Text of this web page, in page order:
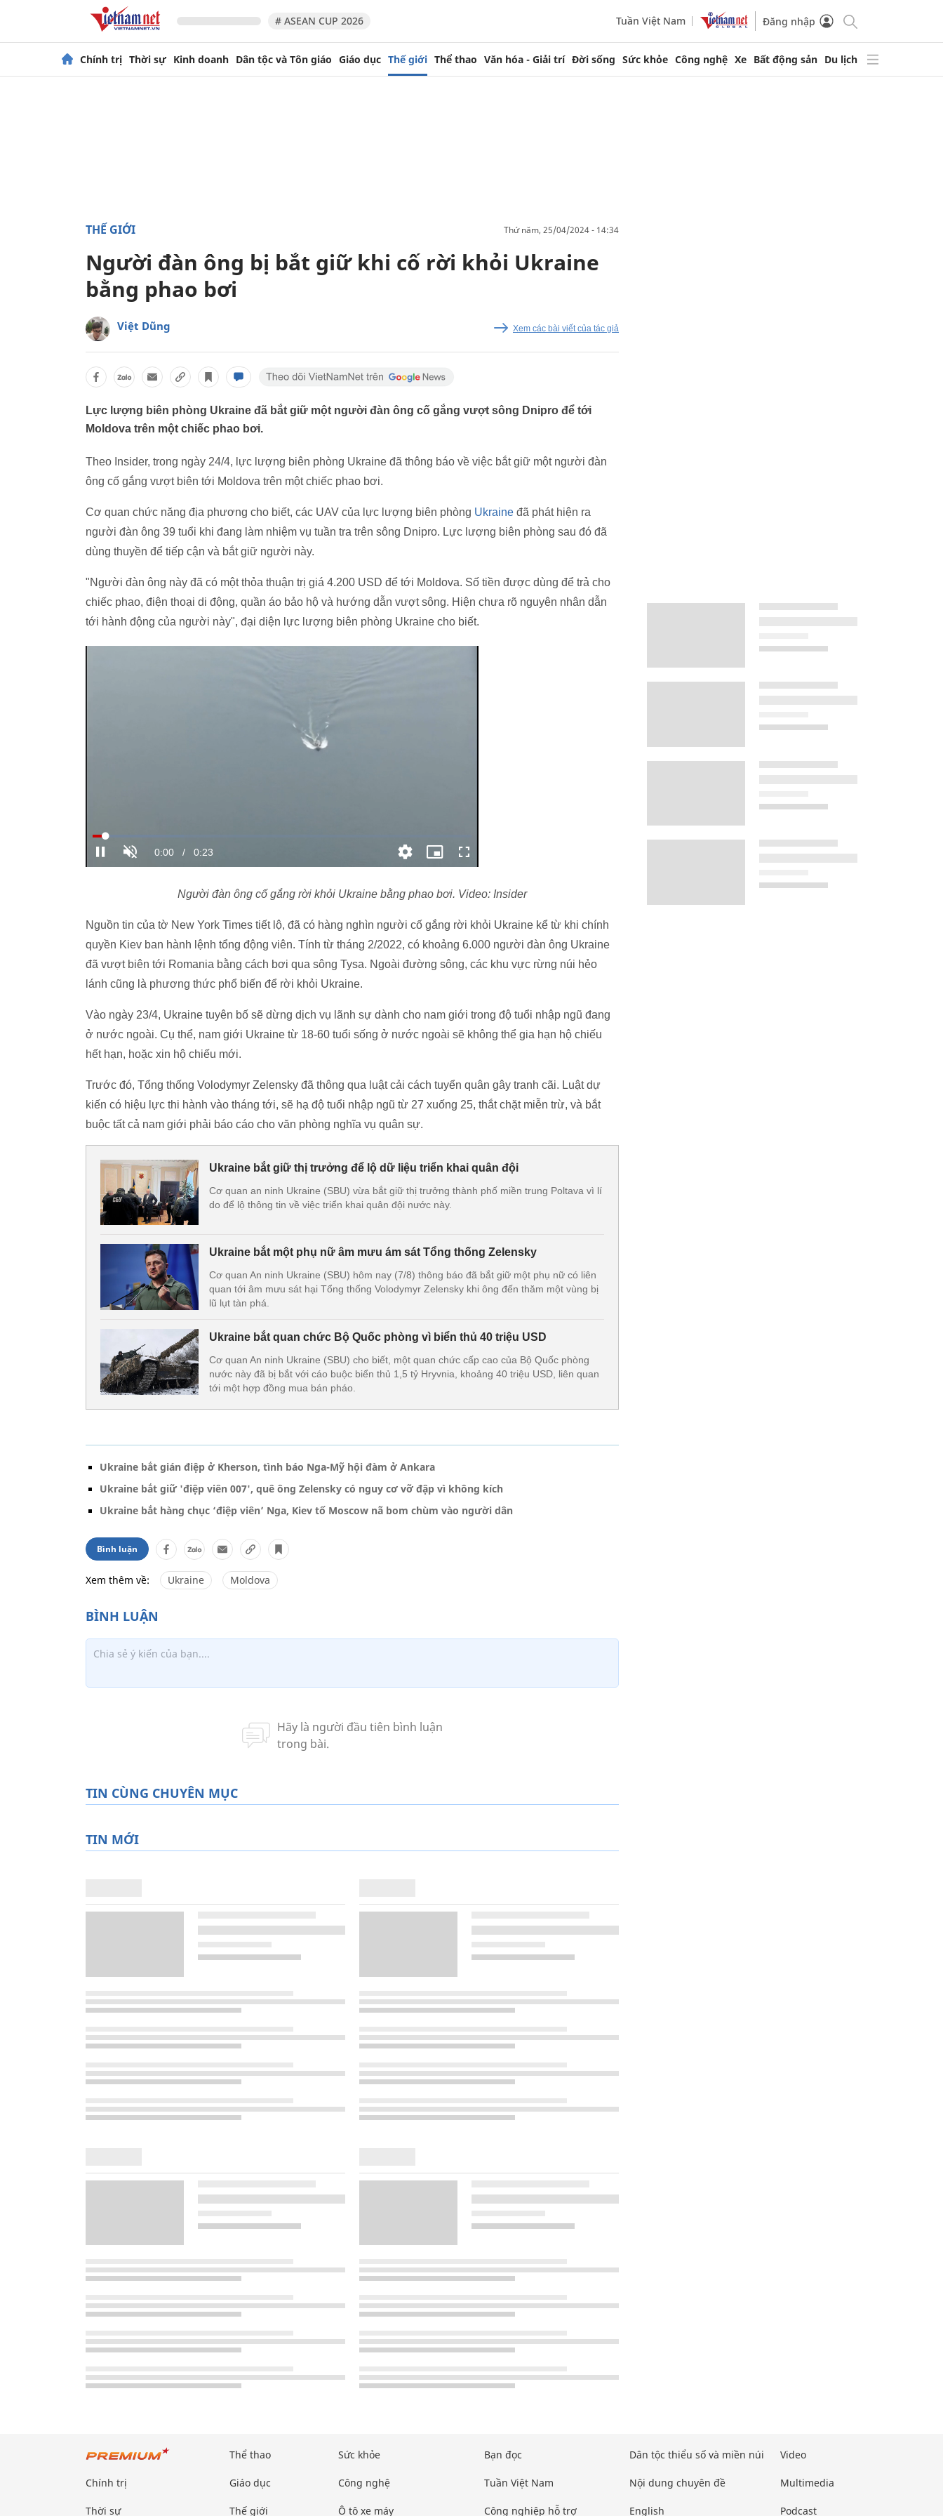
# ASEAN CUP 2026 Tuần Việt Nam Đăng nhập
Chính trị Thời sự Kinh doanh Dân tộc và Tôn giáo Giáo dục Thế giới Thể thao Văn hóa - Giải trí Đời sống Sức khỏe Công nghệ Xe Bất động sản Du lịch
THẾ GIỚI thứ năm, 25/04/2024 - 14:34
Người đàn ông bị bắt giữ khi cố rời khỏi Ukraine
bằng phao bơi
Việt Dũng Xem các bài viết của tác giả
Lực lượng biên phòng Ukraine đã bắt giữ một người đàn ông cố gắng vượt sông Dnipro để tới
Moldova trên một chiếc phao bơi.
Theo Insider, trong ngày 24/4, lực lượng biên phòng Ukraine đã thông báo về việc bắt giữ một người đàn
ông cố gắng vượt biên tới Moldova trên một chiếc phao bơi.
Cơ quan chức năng địa phương cho biết, các UAV của lực lượng biên phòng Ukraine đã phát hiện ra
người đàn ông 39 tuổi khi đang làm nhiệm vụ tuần tra trên sông Dnipro. Lực lượng biên phòng sau đó đã
dùng thuyền để tiếp cận và bắt giữ người này.
"Người đàn ông này đã có một thỏa thuận trị giá 4.200 USD để tới Moldova. Số tiền được dùng để trả cho
chiếc phao, điện thoại di động, quần áo bảo hộ và hướng dẫn vượt sông. Hiện chưa rõ nguyên nhân dẫn
tới hành động của người này", đại diện lực lượng biên phòng Ukraine cho biết.
Người đàn ông cố gắng rời khỏi Ukraine bằng phao bơi. Video: Insider
Nguồn tin của tờ New York Times tiết lộ, đã có hàng nghìn người cố gắng rời khỏi Ukraine kể từ khi chính
quyền Kiev ban hành lệnh tổng động viên. Tính từ tháng 2/2022, có khoảng 6.000 người đàn ông Ukraine
đã vượt biên tới Romania bằng cách bơi qua sông Tysa. Ngoài đường sông, các khu vực rừng núi hẻo
lánh cũng là phương thức phổ biến để rời khỏi Ukraine.
Vào ngày 23/4, Ukraine tuyên bố sẽ dừng dịch vụ lãnh sự dành cho nam giới trong độ tuổi nhập ngũ đang
ở nước ngoài. Cụ thể, nam giới Ukraine từ 18-60 tuổi sống ở nước ngoài sẽ không thể gia hạn hộ chiếu
hết hạn, hoặc xin hộ chiếu mới.
Trước đó, Tổng thống Volodymyr Zelensky đã thông qua luật cải cách tuyển quân gây tranh cãi. Luật dự
kiến có hiệu lực thi hành vào tháng tới, sẽ hạ độ tuổi nhập ngũ từ 27 xuống 25, thắt chặt miễn trừ, và bắt
buộc tất cả nam giới phải báo cáo cho văn phòng nghĩa vụ quân sự.
Ukraine bắt giữ thị trưởng để lộ dữ liệu triển khai quân đội
Cơ quan an ninh Ukraine (SBU) vừa bắt giữ thị trưởng thành phố miền trung Poltava vì lí
do để lộ thông tin về việc triển khai quân đội nước này.
Ukraine bắt một phụ nữ âm mưu ám sát Tổng thống Zelensky
Cơ quan An ninh Ukraine (SBU) hôm nay (7/8) thông báo đã bắt giữ một phụ nữ có liên
quan tới âm mưu sát hại Tổng thống Volodymyr Zelensky khi ông đến thăm một vùng bị
lũ lụt tàn phá.
Ukraine bắt quan chức Bộ Quốc phòng vì biển thủ 40 triệu USD
Cơ quan An ninh Ukraine (SBU) cho biết, một quan chức cấp cao của Bộ Quốc phòng
nước này đã bị bắt với cáo buộc biển thủ 1,5 tỷ Hryvnia, khoảng 40 triệu USD, liên quan
tới một hợp đồng mua bán pháo.
Ukraine bắt gián điệp ở Kherson, tình báo Nga-Mỹ hội đàm ở Ankara
Ukraine bắt giữ 'điệp viên 007', quê ông Zelensky có nguy cơ vỡ đập vì không kích
Ukraine bắt hàng chục ‘điệp viên’ Nga, Kiev tố Moscow nã bom chùm vào người dân
Bình luận
Xem thêm về: Ukraine Moldova
TIN CÙNG CHUYÊN MỤC
TIN MỚI
Chính trị
Thời sự
Thể thao
Giáo dục
Thế giới
Sức khỏe
Công nghệ
Ô tô xe máy
Bạn đọc
Tuần Việt Nam
Công nghiệp hỗ trợ
Dân tộc thiểu số và miền núi
Nội dung chuyên đề
English
Video
Multimedia
Podcast